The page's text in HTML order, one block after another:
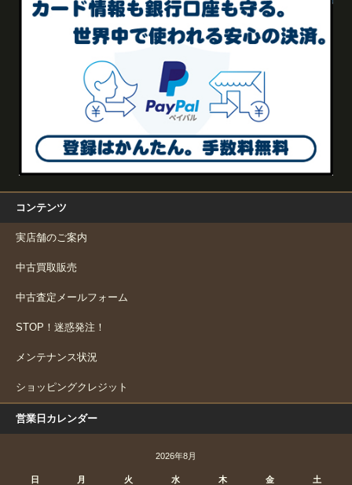
コンテンツ
実店舗のご案内
中古買取販売
中古査定メールフォーム
STOP！迷惑発注！
メンテナンス状況
ショッピングクレジット
営業日カレンダー
2026年8月
日 月 火 水 木 金 土